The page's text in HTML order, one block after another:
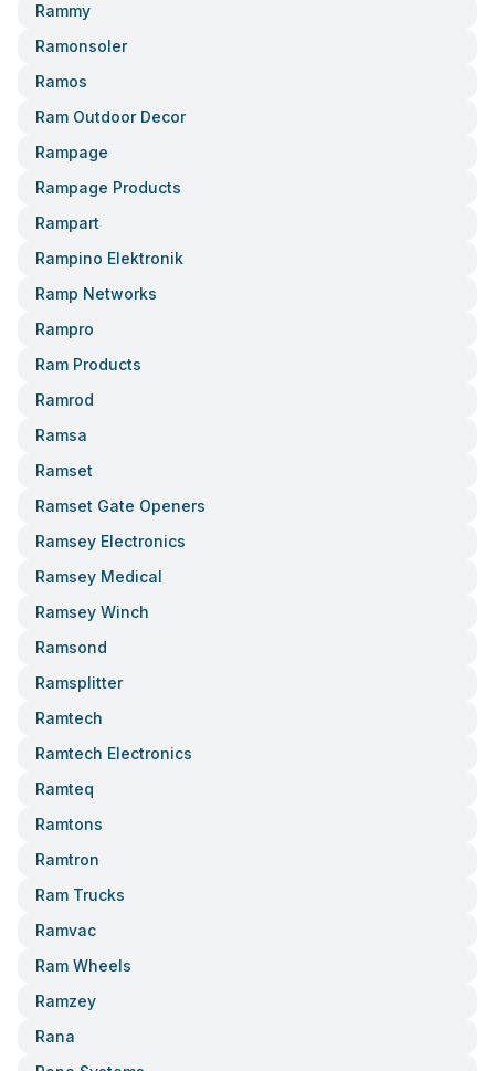
Rammy
Ramonsoler
Ramos
Ram Outdoor Decor
Rampage
Rampage Products
Rampart
Rampino Elektronik
Ramp Networks
Rampro
Ram Products
Ramrod
Ramsa
Ramset
Ramset Gate Openers
Ramsey Electronics
Ramsey Medical
Ramsey Winch
Ramsond
Ramsplitter
Ramtech
Ramtech Electronics
Ramteq
Ramtons
Ramtron
Ram Trucks
Ramvac
Ram Wheels
Ramzey
Rana